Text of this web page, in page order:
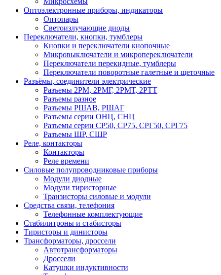
Оптоэлектронные приборы, индикаторы
Оптопары
Светоизлучающие диоды
Переключатели, кнопки, тумблеры
Кнопки и переключатели кнопочные
Микровыключатели и микропереключатели
Переключатели перекидные, тумблеры
Переключатели поворотные галетные и щеточные
Разъёмы, соединители электрические
Разъемы 2РМ, 2РМГ, 2РМТ, 2РТТ
Разъемы разное
Разъемы РШАВ, РШАГ
Разъемы серии ОНЦ, СНЦ
Разъемы серии СР50, СР75, СРГ50, СРГ75
Разъемы ШР, СШР
Реле, контакторы
Контакторы
Реле времени
Силовые полупроводниковые приборы
Модули диодные
Модули тиристорные
Транзисторы силовые и модули
Средства связи, телефония
Телефонные комплектующие
Стабилитроны и стабисторы
Тиристоры и динисторы
Трансформаторы, дроссели
Автотрансформаторы
Дроссели
Катушки индуктивности